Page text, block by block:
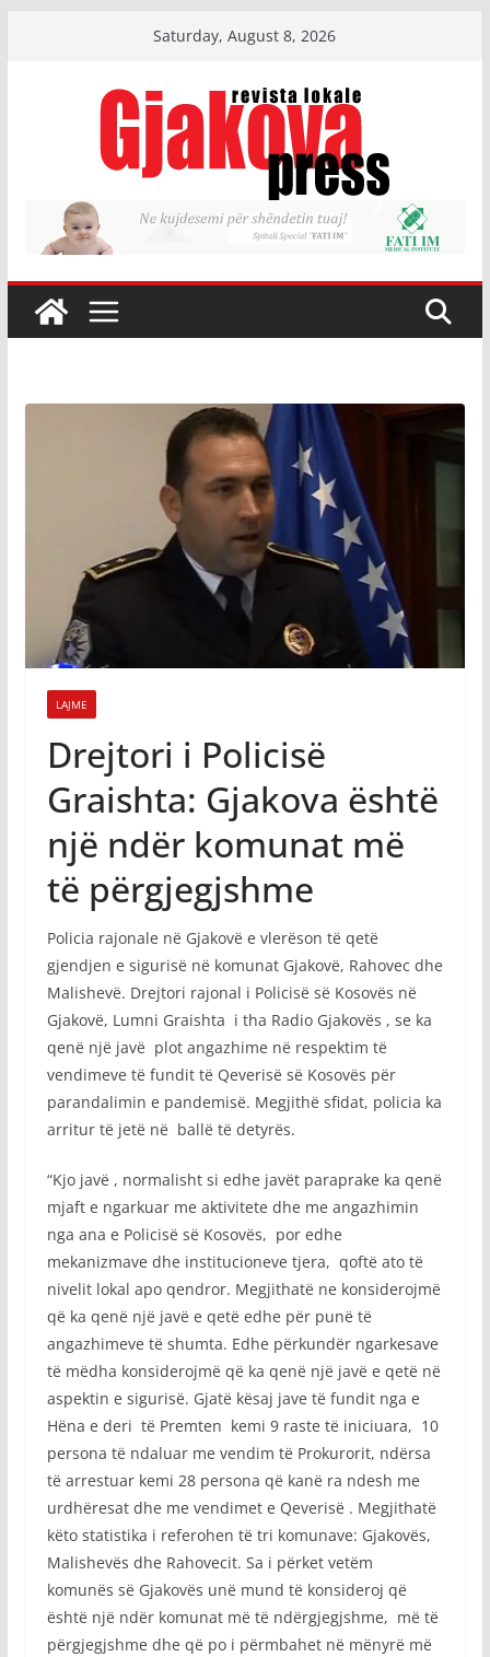
Saturday, August 8, 2026
LAJME
Drejtori i Policisë
Graishta: Gjakova është
një ndër komunat më
të përgjegjshme
Policia rajonale në Gjakovë e vlerëson të qetë
gjendjen e sigurisë në komunat Gjakovë, Rahovec dhe
Malishevë. Drejtori rajonal i Policisë së Kosovës në
Gjakovë, Lumni Graishta i tha Radio Gjakovës , se ka
qenë një javë plot angazhime në respektim të
vendimeve të fundit të Qeverisë së Kosovës për
parandalimin e pandemisë. Megjithë sfidat, policia ka
arritur të jetë në ballë të detyrës.
“Kjo javë , normalisht si edhe javët paraprake ka qenë
mjaft e ngarkuar me aktivitete dhe me angazhimin
nga ana e Policisë së Kosovës, por edhe
mekanizmave dhe institucioneve tjera, qoftë ato të
nivelit lokal apo qendror. Megjithatë ne konsiderojmë
që ka qenë një javë e qetë edhe për punë të
angazhimeve të shumta. Edhe përkundër ngarkesave
të mëdha konsiderojmë që ka qenë një javë e qetë në
aspektin e sigurisë. Gjatë kësaj jave të fundit nga e
Hëna e deri të Premten kemi 9 raste të iniciuara, 10
persona të ndaluar me vendim të Prokurorit, ndërsa
të arrestuar kemi 28 persona që kanë ra ndesh me
urdhëresat dhe me vendimet e Qeverisë . Megjithatë
këto statistika i referohen të tri komunave: Gjakovës,
Malishevës dhe Rahovecit. Sa i përket vetëm
komunës së Gjakovës unë mund të konsideroj që
është një ndër komunat më të ndërgjegjshme, më të
përgjegjshme dhe që po i përmbahet në mënyrë më